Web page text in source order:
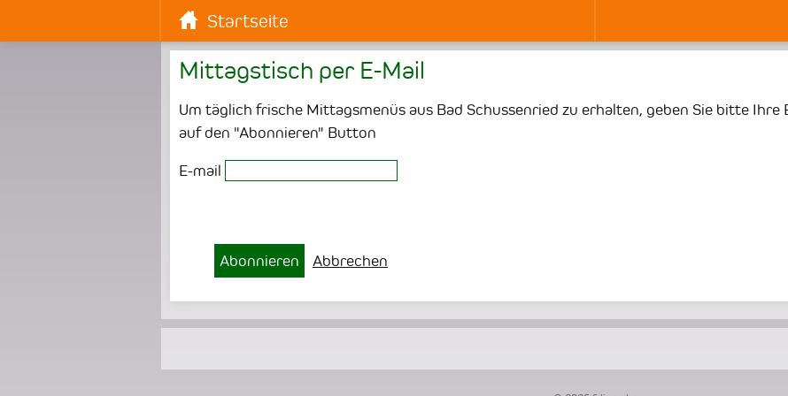
Startseite
Mittagstisch per E-Mail
Um täglich frische Mittagsmenüs aus Bad Schussenried zu erhalten, geben Sie bitte Ihre
auf den "Abonnieren" Button
E-mail
Abonnieren Abbrechen